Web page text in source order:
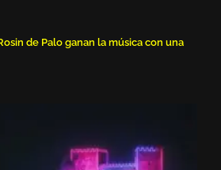
de Palo ganan la música con una